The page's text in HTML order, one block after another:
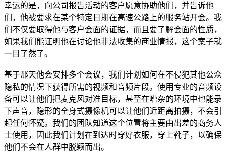
幸运的是，向公司报告活动的客户愿意协助他们，并告诉他
们，他被要求在某个特定日期在高速公路上的服务站开会。我
们不仅要取得他与客户会面的证据，而且要了解会面的性质，
如果我们能证明他在讨论他非法收集的商业情报，这个案子就
一目了然了。
基于那天他会安排多个会议，我们计划如何在不侵犯其他公众
隐私的情况下获得所需的视频和音频片段。使用专业的音频设
备可以让他们把麦克风对准目标，甚至在嘈杂的环境中也能录
下声音，隐形的全身式摄像机可以让他们近距离拍摄，不会引
起任何怀疑。我们的团队知道这个位置将主要由出差的商务人
士使用，因此我们计划在到达时穿好衣服，穿上靴子，以确保
他们不会在人群中脱颖而出。